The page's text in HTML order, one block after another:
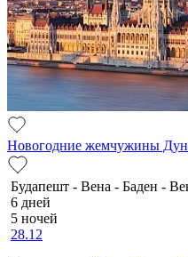
Новогодние жемчужины
Будапешт - Вена - Баден -
6 дней
5 ночей
28.12